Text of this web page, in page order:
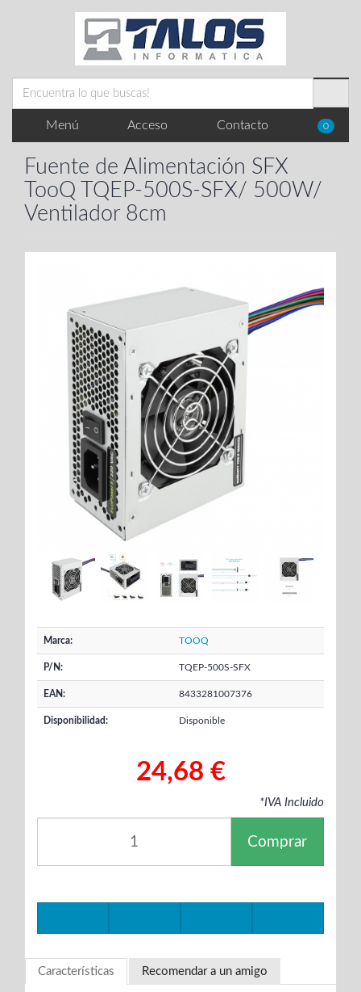
Menú Acceso Contacto 0
Fuente de Alimentación SFX
TooQ TQEP-500S-SFX/ 500W/
Ventilador 8cm
Marca: TOOQ
P/N: TQEP-500S-SFX
EAN: 8433281007376
Disponibilidad: Disponible
24,68 €
*IVA Incluido
Comprar
Características Recomendar a un amigo